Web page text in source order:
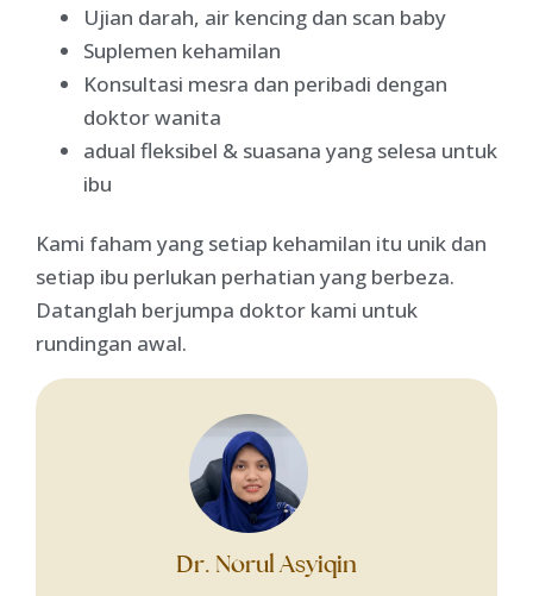
Ujian darah, air kencing dan scan baby
Suplemen kehamilan
Konsultasi mesra dan peribadi dengan
doktor wanita
adual fleksibel & suasana yang selesa untuk
ibu
Kami faham yang setiap kehamilan itu unik dan
setiap ibu perlukan perhatian yang berbeza.
Datanglah berjumpa doktor kami untuk
rundingan awal.
Dr. Norul Asyiqin